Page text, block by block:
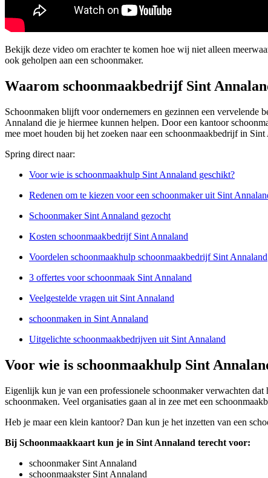
Bekijk deze video om erachter te komen hoe wij niet alleen
ook geholpen aan een schoonmaker.
Waarom schoonmaakbedrijf Sint
Schoonmaken blijft voor ondernemers en gezinnen een vervelende
Annaland die je hiermee kunnen helpen. Door een kantoor
mee moet houden bij het zoeken naar een schoonmaakbedrijf in Sint
Spring direct naar:
Voor wie is schoonmaakhulp Sint Annaland geschikt?
Redenen om te kiezen voor een schoonmaker uit Sint
Schoonmaker Sint Annaland gezocht
Kosten schoonmaakbedrijf Sint Annaland
Voordelen schoonmaakhulp schoonmaakbedrijf Sint Annaland
3 offertes voor schoonmaak Sint Annaland
Veelgestelde vragen uit Sint Annaland
schoonmaken in Sint Annaland
Uitgelichte schoonmaakbedrijven uit Sint Annaland
Voor wie is schoonmaakhulp Sint
Eigenlijk kun je van een professionele schoonmaker verwachten
schoonmaken. Veel organisaties gaan al in zee met een
Heb je maar een klein kantoor? Dan kun je het inzetten van een
Bij Schoonmaakkaart kun je in Sint Annaland terecht voor:
schoonmaker Sint Annaland
schoonmaakster Sint Annaland